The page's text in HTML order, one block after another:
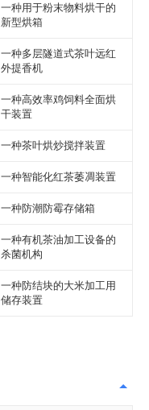
一种用于粉末物料烘干的
新型烘箱
一种多层隧道式茶叶远红
外提香机
一种高效率鸡饲料全面烘
干装置
一种茶叶烘炒搅拌装置
一种智能化红茶萎凋装置
一种防潮防霉存储箱
一种有机茶油加工设备的
杀菌机构
一种防结块的大米加工用
储存装置